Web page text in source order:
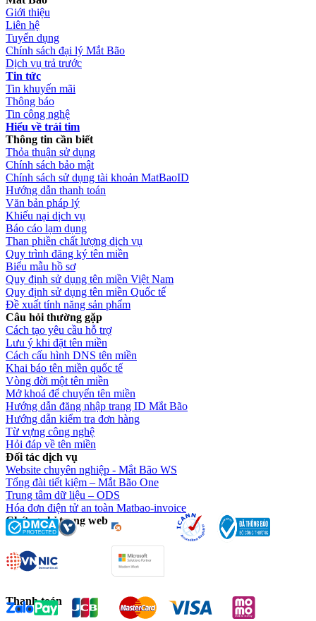
Giới thiệu
Liên hệ
Tuyển dụng
Chính sách đại lý Mắt Bão
Dịch vụ trả trước
Tin tức
Tin khuyến mãi
Thông báo
Tin công nghệ
Hiểu về trái tim
Thông tin cần biết
Thỏa thuận sử dụng
Chính sách bảo mật
Chính sách sử dụng tài khoản MatBaoID
Hướng dẫn thanh toán
Văn bản pháp lý
Khiếu nại dịch vụ
Báo cáo lạm dụng
Than phiền chất lượng dịch vụ
Quy trình đăng ký tên miền
Biểu mẫu hồ sơ
Quy định sử dụng tên miền Việt Nam
Quy định sử dụng tên miền Quốc tế
Đề xuất tính năng sản phẩm
Câu hỏi thường gặp
Cách tạo yêu cầu hỗ trợ
Lưu ý khi đặt tên miền
Cách cấu hình DNS tên miền
Khai báo tên miền quốc tế
Vòng đời một tên miền
Mở khoá để chuyển tên miền
Hướng dẫn đăng nhập trang ID Mắt Bão
Hướng dẫn kiểm tra đơn hàng
Từ vựng công nghệ
Hỏi đáp về tên miền
Đối tác dịch vụ
Website chuyên nghiệp - Mắt Bão WS
Tổng đài tiết kiệm – Mắt Bão One
Trung tâm dữ liệu – ODS
Hóa đơn điện tử an toàn Matbao-invoice
Chứng chỉ trang web
Thanh toán